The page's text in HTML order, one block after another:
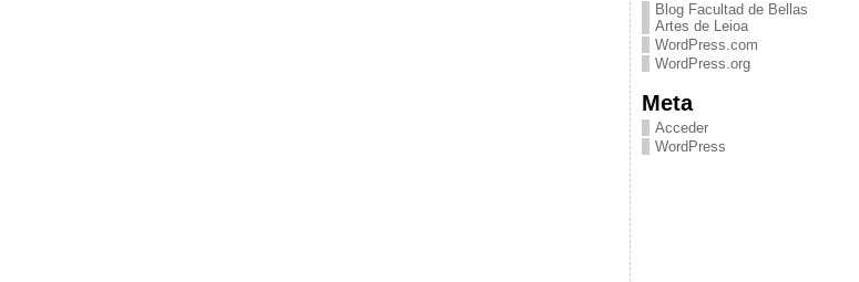
Blog Facultad de Bellas
Artes de Leioa
WordPress.com
WordPress.org
Meta
Acceder
WordPress